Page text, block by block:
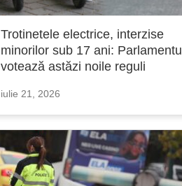
Trotinetele electrice, interzise
minorilor sub 17 ani: Parlamentul
votează astăzi noile reguli
iulie 21, 2026